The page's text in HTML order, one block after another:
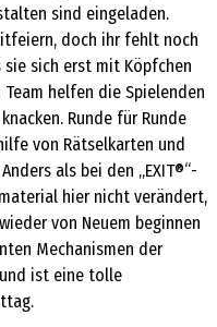
sind eingeladen.
doch ihr fehlt noch
sie sich erst mit Köpfchen
helfen die Spielenden
Runde für Runde
von Rätselkarten und
als bei den „EXIT®“-
hier nicht verändert,
von Neuem beginnen
Mechanismen der
ist eine tolle